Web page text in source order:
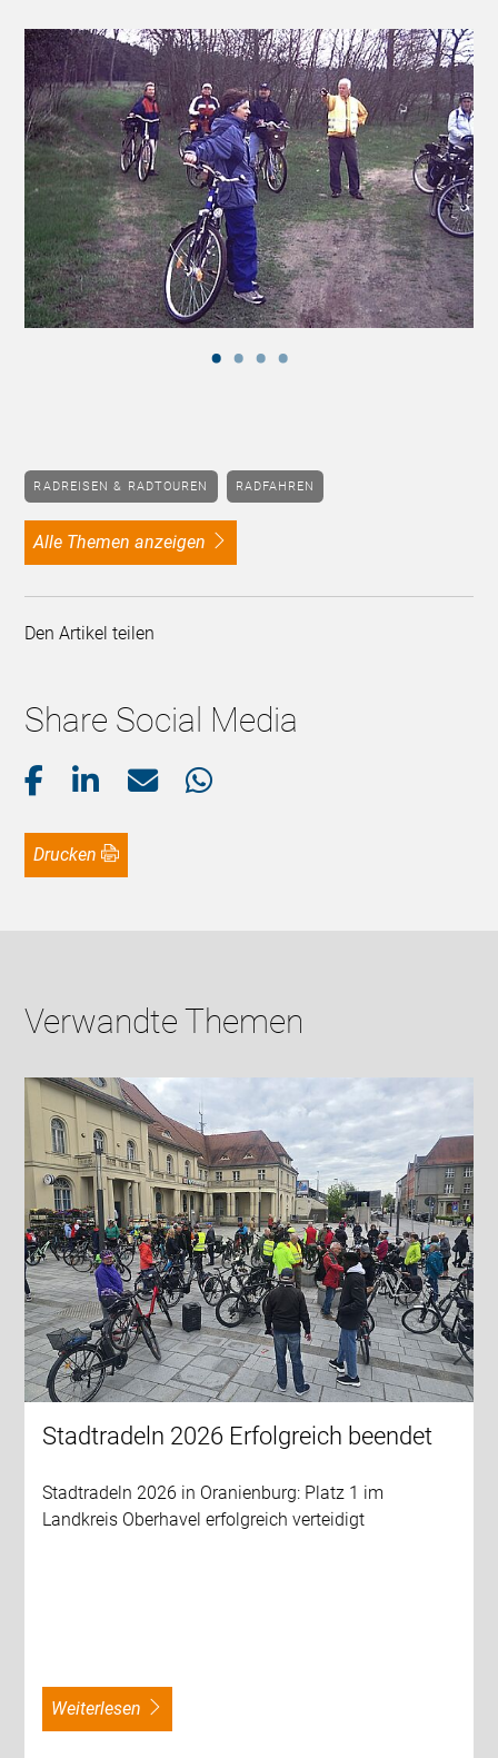
RADREISEN & RADTOUREN RADFAHREN
alle Themen anzeigen
Den Artikel teilen
Share Social Media
Drucken
Verwandte Themen
Stadtradeln 2026 Erfolgreich beendet
Stadtradeln 2026 in Oranienburg: Platz 1 im
Landkreis Oberhavel erfolgreich verteidigt
weiterlesen